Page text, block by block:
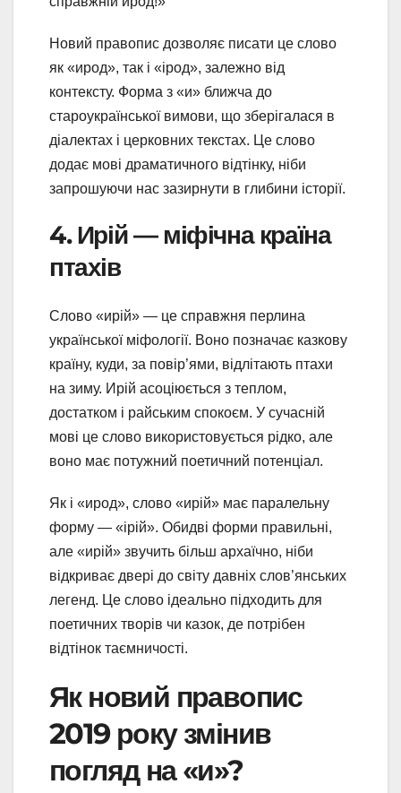
Новий правопис дозволяє писати це слово
як «ирод», так і «ірод», залежно від
контексту. Форма з «и» ближча до
староукраїнської вимови, що зберігалася в
діалектах і церковних текстах. Це слово
додає мові драматичного відтінку, ніби
запрошуючи нас зазирнути в глибини історії.
4. Ирій — міфічна країна
птахів
Слово «ирій» — це справжня перлина
української міфології. Воно позначає казкову
країну, куди, за повір’ями, відлітають птахи
на зиму. Ирій асоціюється з теплом,
достатком і райським спокоєм. У сучасній
мові це слово використовується рідко, але
воно має потужний поетичний потенціал.
Як і «ирод», слово «ирій» має паралельну
форму — «ірій». Обидві форми правильні,
але «ирій» звучить більш архаїчно, ніби
відкриває двері до світу давніх слов’янських
легенд. Це слово ідеально підходить для
поетичних творів чи казок, де потрібен
відтінок таємничості.
Як новий правопис
2019 року змінив
погляд на «и»?